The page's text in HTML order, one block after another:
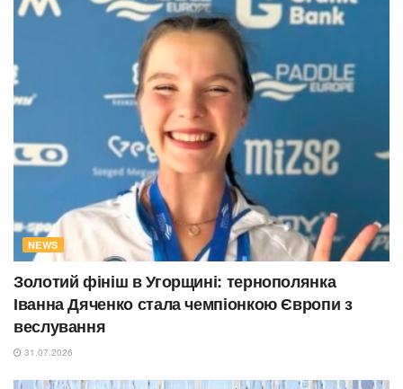
NEWS
Золотий фініш в Угорщині: тернополянка
Іванна Дяченко стала чемпіонкою Європи з
веслування
31.07.2026